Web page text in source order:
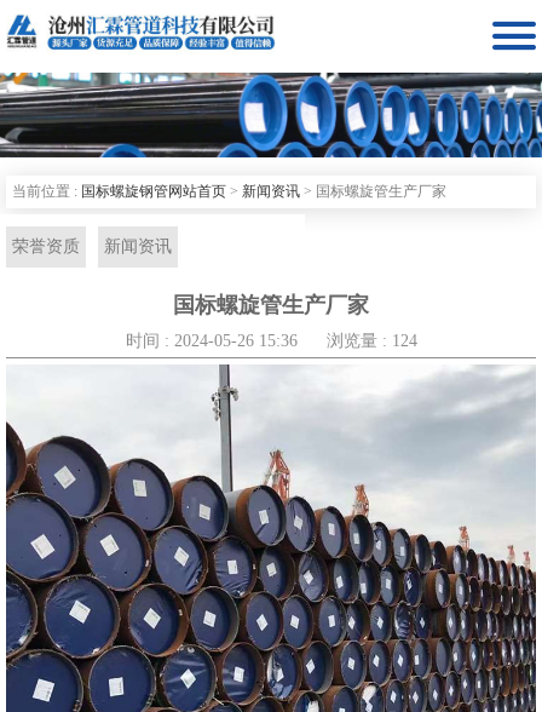

当前位置 : 国标螺旋钢管网站首页 > 新闻资讯 > 国标螺旋管生产厂家
荣誉资质 新闻资讯
国标螺旋管生产厂家
时间 : 2024-05-26 15:36 浏览量 : 124